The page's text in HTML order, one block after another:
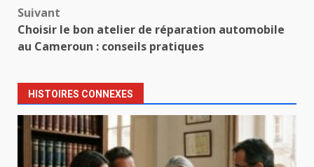
Suivant
Choisir le bon atelier de réparation automobile
au Cameroun : conseils pratiques
HISTOIRES CONNEXES